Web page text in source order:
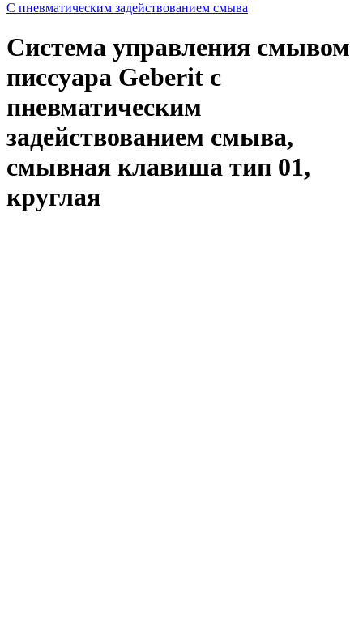
С пневматическим задействованием смыва
Система управления смывом
писсуара Geberit с
пневматическим
задействованием смыва,
смывная клавиша тип 01,
круглая